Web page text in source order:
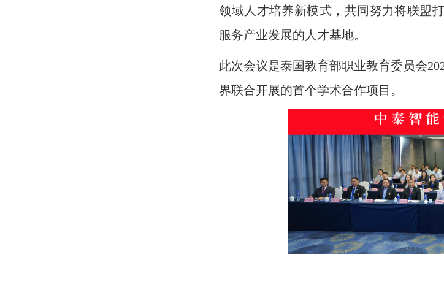
领域人才培养新模式， 共同 努力将联盟
服务产业发展的人才基地。
此次会议是泰国教育部职业教育委员会2
界联合开展的首个学术合作项目。